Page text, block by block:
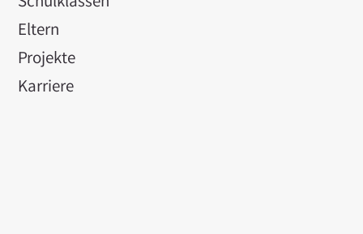
Eltern
Projekte
Karriere